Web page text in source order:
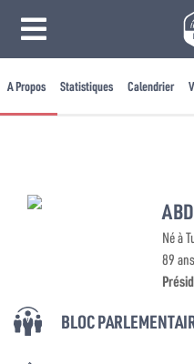
A Propos Statistiques Calendrier
Né à
89 ans
BLOC